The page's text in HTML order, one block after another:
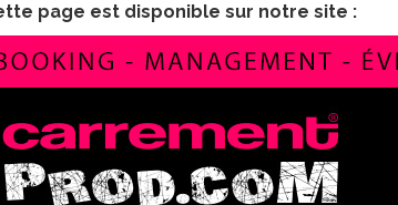
page est disponible sur notre site :